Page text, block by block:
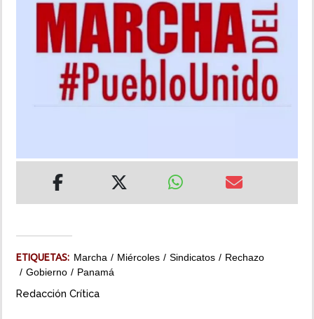
DEPORTES
MULTIMEDIA
ETIQUETAS: Marcha Miércoles Sindicatos
Rechazo
Gobierno
Panamá
Redacción Crítica